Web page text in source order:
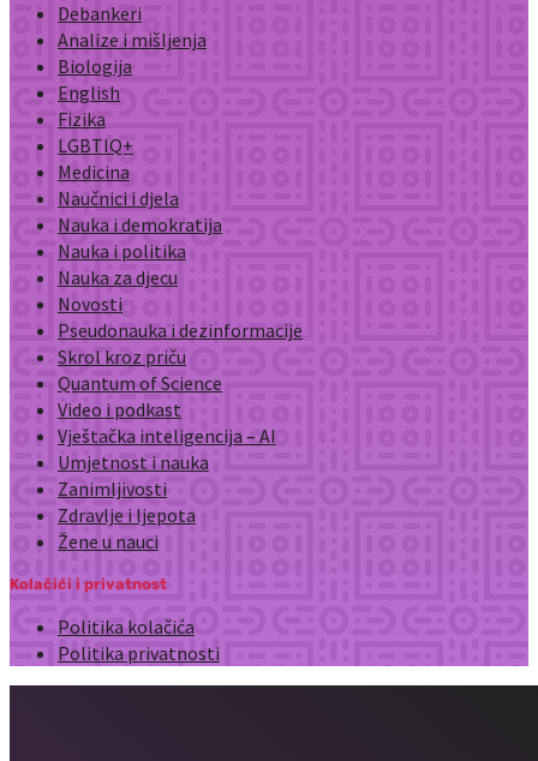
Debankeri
Analize i mišljenja
Biologija
English
Fizika
LGBTIQ+
Medicina
Naučnici i djela
Nauka i demokratija
Nauka i politika
Nauka za djecu
Novosti
Pseudonauka i dezinformacije
Skrol kroz priču
Quantum of Science
Video i podkast
Vještačka inteligencija – AI
Umjetnost i nauka
Zanimljivosti
Zdravlje i ljepota
Žene u nauci
Kolačići i privatnost
Politika kolačića
Politika privatnosti